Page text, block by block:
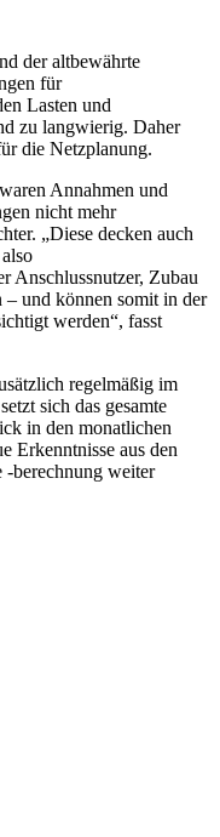
der altbewährte
für
Lasten und
zu langwierig. Daher
die Netzplanung.
Annahmen und
nicht mehr
„Diese decken auch
Anschlussnutzer, Zubau
– und können somit in der
werden“, fasst
regelmäßig im
sich das gesamte
in den monatlichen
Erkenntnisse aus den
-berechnung weiter